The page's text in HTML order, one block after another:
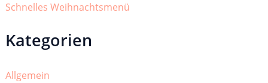
Schnelles Weihnachtsmenü
Kategorien
Allgemein